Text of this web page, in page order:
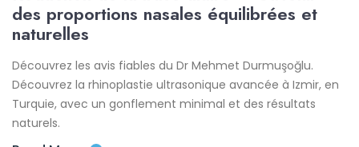
des proportions nasales équilibrées et
naturelles
Découvrez les avis fiables du Dr Mehmet Durmuşoğlu.
Découvrez la rhinoplastie ultrasonique avancée à Izmir, en
Turquie, avec un gonflement minimal et des résultats
naturels.